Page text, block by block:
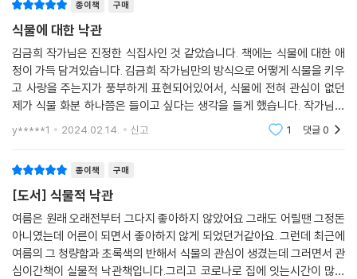
가 자기방어를 뚫고 서서히 나오는 것을 느꼈다. 식물 집사로서, 글을 쓰는
사람으로서 참 괜찮은 가드닝 시간이었다고, 다행이라고 생각한다. _김금
희, ‘나오는 말’에서
종이책 구매
식물에 대한 낙관
김금희 작가님은 진정한 식집사인 것 같았습니다. 책에는 식물에 대한 애
정이 가득 담겨있습니다. 김금희 작가님만의 방식으로 어떻게 식물을 키우
고 사랑을 주는지가 풍부하게 표현되어있어서, 식물에 전혀 관심이 없던
제가 식물 화분 하나쯤은 들이고 싶다는 생각을 들게 했습니다. 작가님은
연애소설을 잘 쓰시는 분이라고 생각했는데 에세이도 작가님 특유의 다정
하고 섬세한 문체로
y*****1 2024.02.14. 신고 1 댓글0
종이책 구매
[도서] 식물적 낙관
여름은 원래 오래전부터 그다지 좋아하지 않았어요 그래도 어릴땐 그정돈
아니였는데 어른이 되면서 좋아하지 않게 되었던거같아요. 그런데 최근에
여름의 그 청량함과 초록색의 반해서 식물의 관심이 생겼는데 그러면서 관
심이간책이 실물적 낙관책입니다.그리고 코로나로 집에 잇는시간이 많아